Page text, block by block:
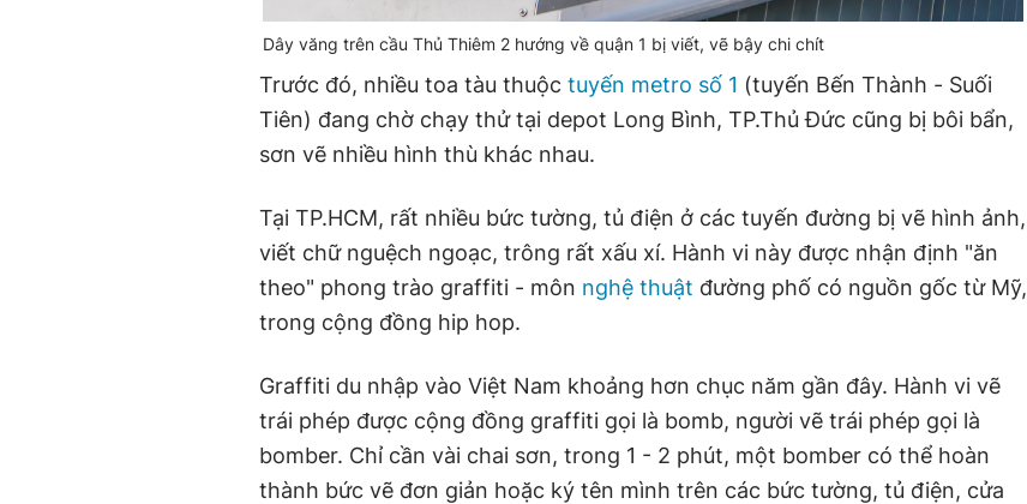
Dây văng trên cầu Thủ Thiêm 2 hướng về quận 1 bị viết, vẽ bậy chi chít
Trước đó, nhiều toa tàu thuộc tuyến metro số 1 (tuyến Bến Thành - Suối
Tiên) đang chờ chạy thử tại depot Long Bình, TP.Thủ Đức cũng bị bôi bẩn,
sơn vẽ nhiều hình thù khác nhau.
Tại TP.HCM, rất nhiều bức tường, tủ điện ở các tuyến đường bị vẽ hình ảnh,
viết chữ nguệch ngoạc, trông rất xấu xí. Hành vi này được nhận định "ăn
theo" phong trào graffiti - môn nghệ thuật đường phố có nguồn gốc từ Mỹ,
trong cộng đồng hip hop.
Graffiti du nhập vào Việt Nam khoảng hơn chục năm gần đây. Hành vi vẽ
trái phép được cộng đồng graffiti gọi là bomb, người vẽ trái phép gọi là
bomber. Chỉ cần vài chai sơn, trong 1 - 2 phút, một bomber có thể hoàn
thành bức vẽ đơn giản hoặc ký tên mình trên các bức tường, tủ điện, cửa